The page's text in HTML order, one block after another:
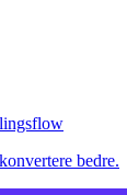
bedre.